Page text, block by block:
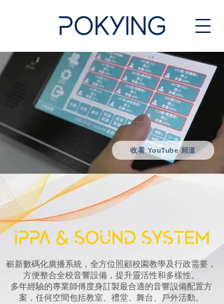
收看 YouTube 頻道
嶄新數碼化廣播系統，全方位照顧校園教學及行政需要，
方便整合全校音響設備，提升靈活性和多樣性。
多年經驗的專業師傅度身訂製最合適的音響設備配置方
案，任何空間包括教室、禮堂、舞台、戶外活動。